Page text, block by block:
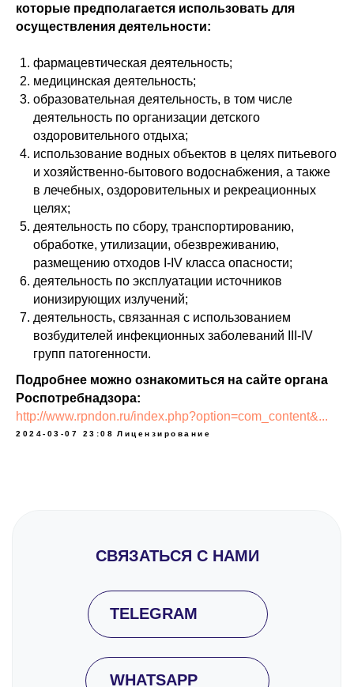
которые предполагается использовать для
осуществления деятельности:
фармацевтическая деятельность;
медицинская деятельность;
образовательная деятельность, в том числе
деятельность по организации детского
оздоровительного отдыха;
использование водных объектов в целях питьевого
и хозяйственно-бытового водоснабжения, а также
в лечебных, оздоровительных и рекреационных
целях;
деятельность по сбору, транспортированию,
обработке, утилизации, обезвреживанию,
размещению отходов I-IV класса опасности;
деятельность по эксплуатации источников
ионизирующих излучений;
деятельность, связанная с использованием
возбудителей инфекционных заболеваний III-IV
групп патогенности.
Подробнее можно ознакомиться на сайте органа
Роспотребнадзора:
http://www.rpndon.ru/index.php?option=com_content&...
2024-03-07 23:08 Лицензирование